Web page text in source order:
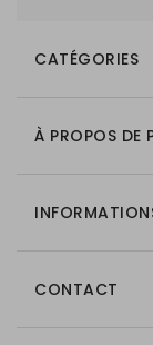
CATÉGORIES
À PROPOS DE
CONTACT